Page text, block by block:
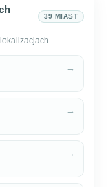
39 MIAST
→
→
→